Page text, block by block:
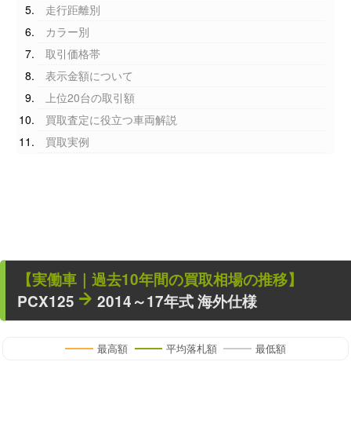
走行距離別
カラー別
取引価格帯
表示金額について
上位20台の取引額
買取査定に役立つ車両解説
買取実例
【実働車 ｜過去10年間の買取相場の推移】
PCX125
2014～17年式 海外仕様
最高額 平均落札額 最低額